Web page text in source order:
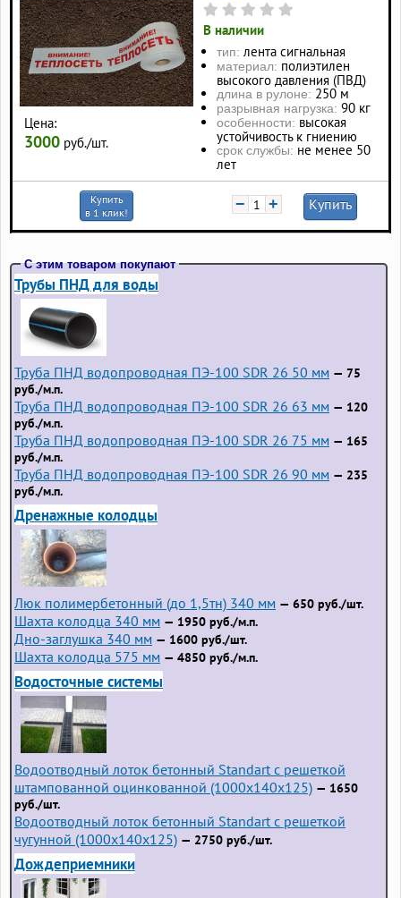
Цена:
3000 руб./шт.
В наличии
тип: лента сигнальная
материал: полиэтилен
высокого давления (ПВД)
длина в рулоне: 250 м
разрывная нагрузка: 90 кг
особенности: высокая
устойчивость к гниению
срок службы: не менее 50
лет
Купить
в 1 клик!
− + Купить
С этим товаром покупают
Трубы ПНД для воды
Труба ПНД водопроводная ПЭ-100 SDR 26 50 мм — 75
руб./м.п.
Труба ПНД водопроводная ПЭ-100 SDR 26 63 мм — 120
руб./м.п.
Труба ПНД водопроводная ПЭ-100 SDR 26 75 мм — 165
руб./м.п.
Труба ПНД водопроводная ПЭ-100 SDR 26 90 мм — 235
руб./м.п.
Дренажные колодцы
Люк полимербетонный (до 1,5тн) 340 мм — 650 руб./шт.
Шахта колодца 340 мм — 1950 руб./м.п.
Дно-заглушка 340 мм — 1600 руб./шт.
Шахта колодца 575 мм — 4850 руб./м.п.
Водосточные системы
Водоотводный лоток бетонный Standart с решеткой
штампованной оцинкованной (1000x140x125) — 1650
руб./шт.
Водоотводный лоток бетонный Standart с решеткой
чугунной (1000x140x125) — 2750 руб./шт.
Дождеприемники